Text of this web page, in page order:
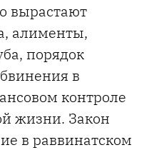
вырастают
алименты,
порядок
в
контроле
жизни. Закон
в раввинатском